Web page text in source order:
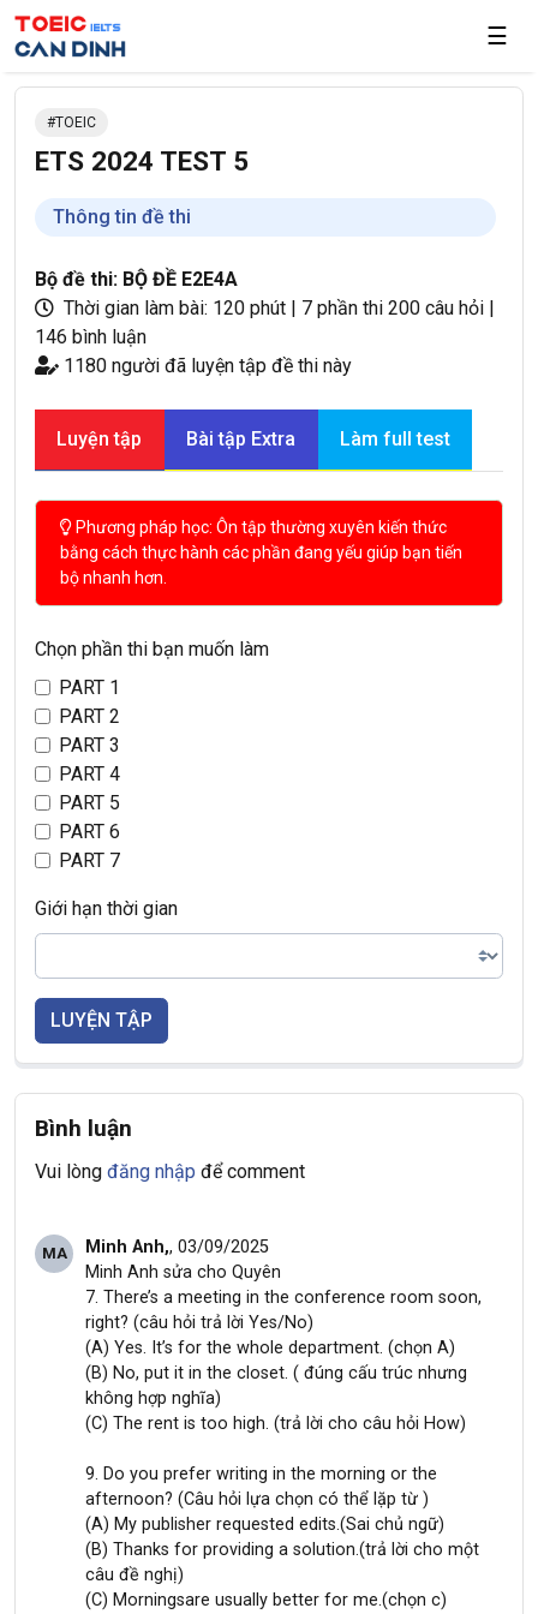
☰
TOEIC
ETS 2024 TEST 5
Thông tin đề thi
Bộ đề thi: BỘ ĐỀ E2E4A
Thời gian làm bài: 120 phút | 7 phần thi 200 câu hỏi |
146 bình luận
1180 người đã luyện tập đề thi này
Luyện tập Bài tập Extra Làm full test
Phương pháp học: Ôn tập thường xuyên kiến thức
bằng cách thực hành các phần đang yếu giúp bạn tiến
bộ nhanh hơn.
Chọn phần thi bạn muốn làm
PART 1
PART 2
PART 3
PART 4
PART 5
PART 6
PART 7
Giới hạn thời gian
LUYỆN TẬP
Bình luận
Vui lòng đăng nhập để comment
MA Minh Anh,, 03/09/2025
Minh Anh sửa cho Quyên
7. There’s a meeting in the conference room soon,
right? (câu hỏi trả lời Yes/No)
(A) Yes. It’s for the whole department. (chọn A)
(B) No, put it in the closet. ( đúng cấu trúc nhưng
không hợp nghĩa)
(C) The rent is too high. (trả lời cho câu hỏi How)
9. Do you prefer writing in the morning or the
afternoon? (Câu hỏi lựa chọn có thể lặp từ )
(A) My publisher requested edits.(Sai chủ ngữ)
(B) Thanks for providing a solution.(trả lời cho một
câu đề nghị)
(C) Morningsare usually better for me.(chọn c)